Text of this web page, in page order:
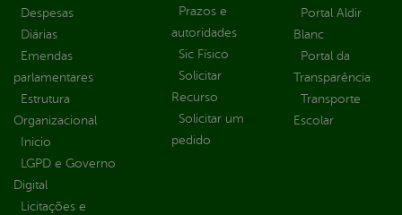
Despesas
Diárias
Emendas
parlamentares
Estrutura
Organizacional
Inicio
LGPD e Governo
Digital
Licitações e
Prazos e
autoridades
Sic Físico
Solicitar
Recurso
Solicitar um
pedido
Portal Aldir
Blanc
Portal da
Transparência
Transporte
Escolar